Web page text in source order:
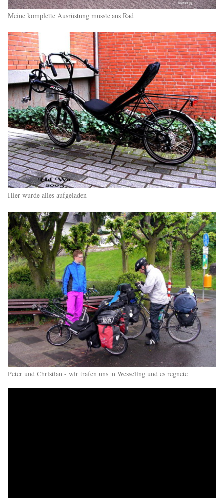
Meine komplette Ausrüstung musste ans Rad
Hier wurde alles aufgeladen
Peter und Christian - wir trafen uns in Wesseling und es regnete